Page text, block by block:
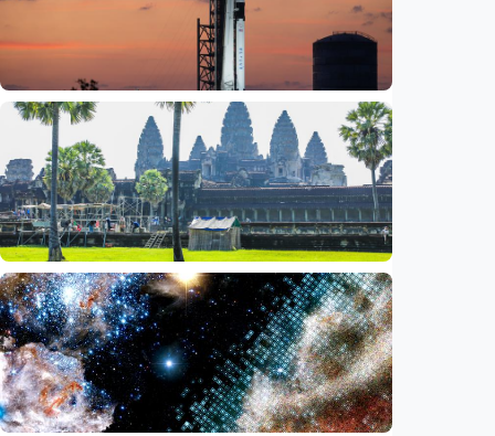
Iptek
Bagian roket Falcon 9 SpaceX akan hantam
Bulan, NASA pastikan Bumi aman
Indonesia•05 Aug 2026
Iptek
Saat ASEAN bersiap memasuki era AI,
reformasi layanan publik jadi agenda
bersama
Indonesia•05 Aug 2026